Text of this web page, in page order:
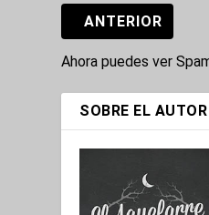
ANTERIOR
Ahora puedes ver
SOBRE EL AUTOR